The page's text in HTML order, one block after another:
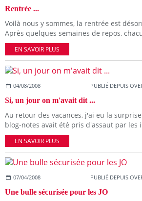
Rentrée ...
Voilà nous y sommes, la rentrée est
Après quelques semaines de repos,
EN SAVOIR PLUS
04/08/2008 PUBLIÉ DEPUIS
Si, un jour on m'avait dit ...
Au retour des vacances, j'ai eu la
blog-notes avait été pris d'assaut par les
EN SAVOIR PLUS
07/04/2008 PUBLIÉ DEPUIS
Une bulle sécurisée pour les JO